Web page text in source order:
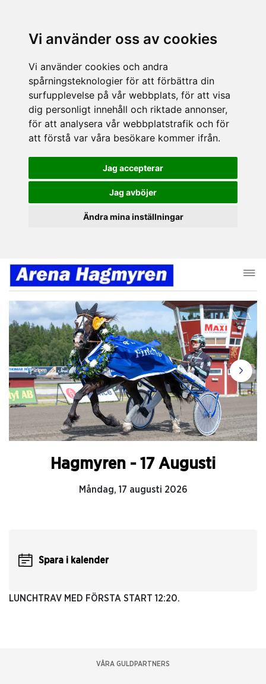
Vi använder oss av cookies
Vi använder cookies och andra
spårningsteknologier för att förbättra din
surfupplevelse på vår webbplats, för att visa
dig personligt innehåll och riktade annonser,
för att analysera vår webbplatstrafik och för
att förstå var våra besökare kommer ifrån.
Jag accepterar
Jag avböjer
Ändra mina inställningar
Hagmyren - 17 Augusti
LUNCHTRAV MED FÖRSTA START 12:20.
Måndag, 17 augusti 2026
Spara i kalender
VÅRA GULDPARTNERS